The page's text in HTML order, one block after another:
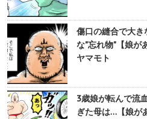
傷口の縫合で大
な"忘れ物"【娘が
ヤマモト
3歳娘が転んで流
ぎた母は…【娘が